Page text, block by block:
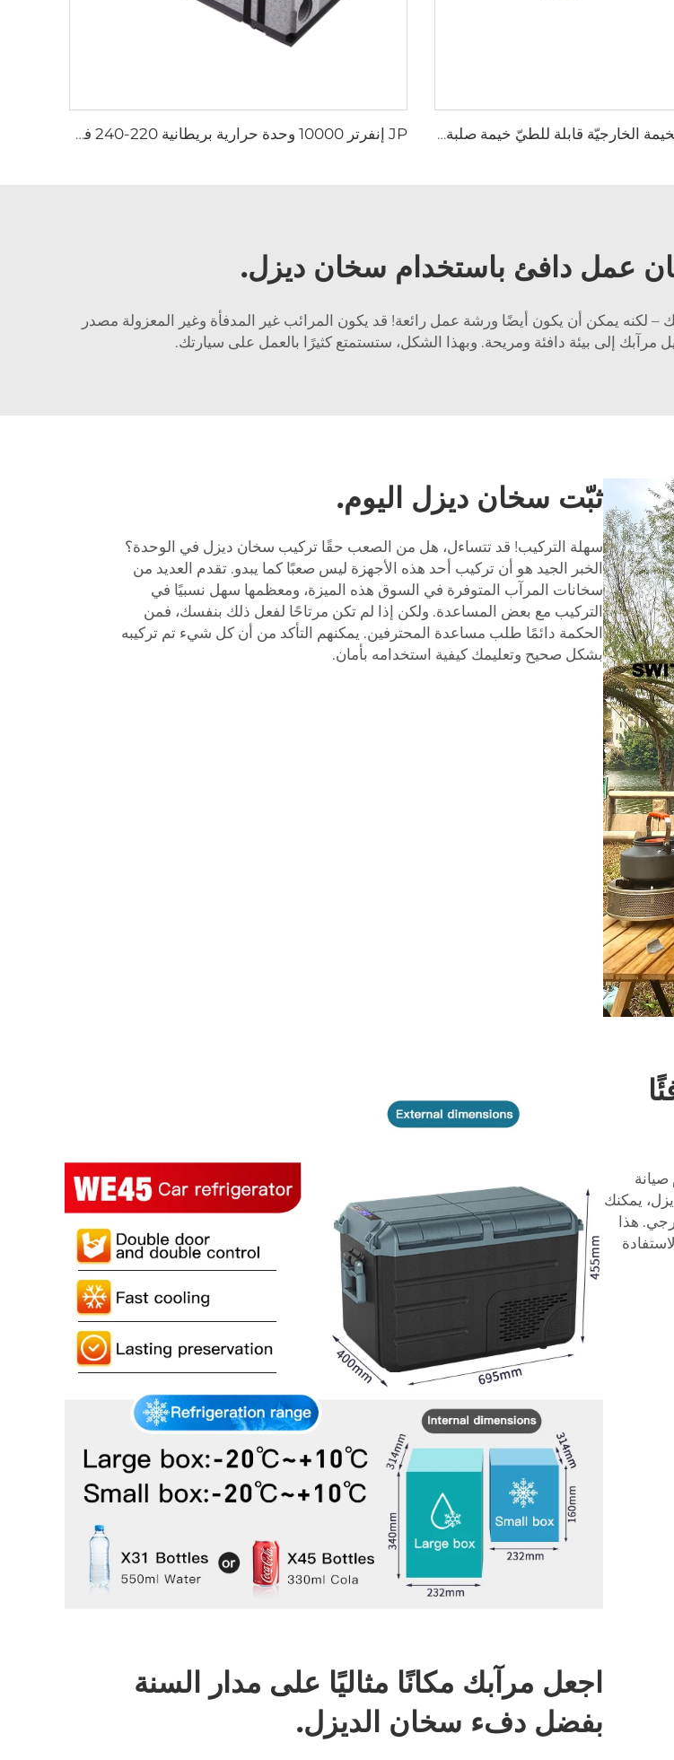
جي بي دي 10 الخيمة الخارجيّة قابلة للطيّ خيمة صلبة الصدّقة سقف أعلى خيمة سيارات سيارات ذات سيارات ذات طراز سيارات خارج الطريق JP إنفرتر 10000 وحدة حرارية بريطانية 220-240 فولت، مكيف هواء للسيارة تحت المقعد، تركيب من الأسفل، مكيف كهربائي للمركبات المتنقلة والشاحنات والعربات الترحال
عمل دافئ باستخدام سخان ديزل.
لكنه يمكن أن يكون أيضًا ورشة عمل رائعة! قد يكون المرائب غير المدفأة وغير المعزولة مصدر
مرآبك إلى بيئة دافئة ومريحة. وبهذا الشكل، ستستمتع كثيرًا بالعمل على سيارتك.
ثبّت سخان ديزل اليوم.
سهلة التركيب! قد تتساءل، هل من الصعب حقًا تركيب سخان ديزل في الوحدة؟
الخبر الجيد هو أن تركيب أحد هذه الأجهزة ليس صعبًا كما يبدو. تقدم العديد من
سخانات المرآب المتوفرة في السوق هذه الميزة، ومعظمها سهل نسبيًا في
التركيب مع بعض المساعدة. ولكن إذا لم تكن مرتاحًا لفعل ذلك بنفسك، فمن
الحكمة دائمًا طلب مساعدة المحترفين. يمكنهم التأكد من أن كل شيء تم تركيبه
بشكل صحيح وتعليمك كيفية استخدامه بأمان.
يمكنك
هذا
اجعل مرآبك مكانًا مثاليًا على مدار السنة
بفضل دفء سخان الديزل.